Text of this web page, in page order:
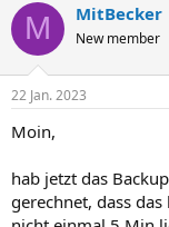
k
i
e
:
M MitBecker
New member
22 Jan. 2023
Moin,
hab jetzt das
gerechnet, dass